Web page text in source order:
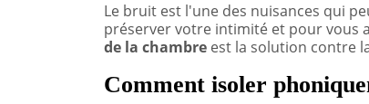
Le bruit est l'une des nuisances qui
préserver votre intimité et pour vous
de la chambre est la solution contre
Comment isoler